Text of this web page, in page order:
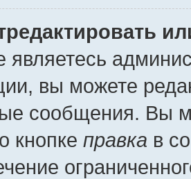
являетесь
вы можете
сообщения. Вы
кнопке правка в